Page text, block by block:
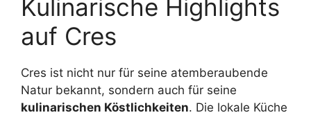
Kulinarische Highlights
auf Cres
Cres ist nicht nur für seine atemberaubende
Natur bekannt, sondern auch für seine
kulinarischen Köstlichkeiten. Die lokale Küche